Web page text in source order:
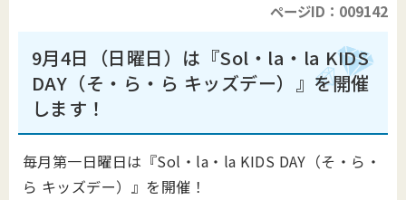
ページID：009142
9月4日（日曜日）は『Sol・la・la KIDS
DAY（そ・ら・ら キッズデー）』を開催
します！
毎月第一日曜日は『Sol・la・la KIDS DAY（そ・ら・
ら キッズデー）』を開催！